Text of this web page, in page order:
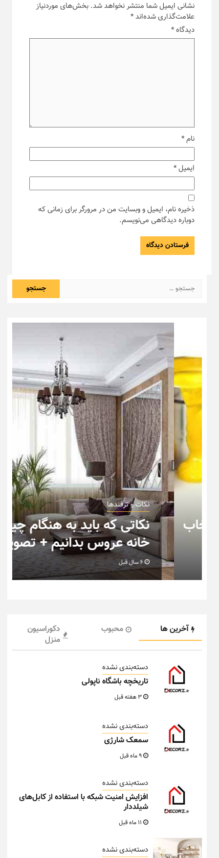
نشانی ایمیل شما منتشر نخواهد شد. بخش‌های موردنیاز
علامت‌گذاری شده‌اند*
دیدگاه*
نام*
ایمیل*
ذخیره نام، ایمیل و وبسایت من در مرورگر برای زمانی که
دوباره دیدگاهی می‌نویسم.
جستجو
برای:
نکات و ترفندها
نکاتی که باید به هنگام چیدمان
خانه عروس بدانیم + تصویر
6 سال قبل
آخرین ها محبوب
دکوراسیون
منزل
دسته‌بندی نشده
تاریخچه باشگاه ناپولی
دسته‌بندی نشده
سمعک شارژی
دسته‌بندی نشده
افزایش امنیت شبکه با استفاده از کابل‌های
شیلددار
دسته‌بندی نشده